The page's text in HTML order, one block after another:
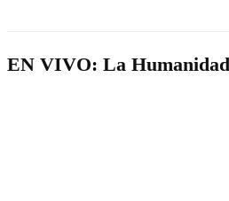
EN VIVO: La